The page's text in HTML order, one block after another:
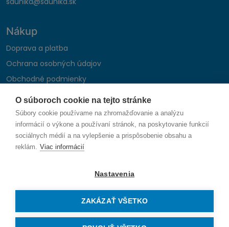
O súboroch cookie na tejto stránke
Súbory cookie používame na zhromažďovanie a analýzu
informácií o výkone a používaní stránok, na poskytovanie funkcií
sociálnych médií a na vylepšenie a prispôsobenie obsahu a
reklám. Viac informácií
Nastavenia
ZAKÁZAŤ VŠETKO
Nákup
Doprava a platba
Ochrana osobných údajov
Obchodné podmienky
Reklamačný poriadok
Montáž autohifi
Formulár na odstúpenie od zmluvy
Sledujte nás
Vytvorené na mieru oddenva.sk